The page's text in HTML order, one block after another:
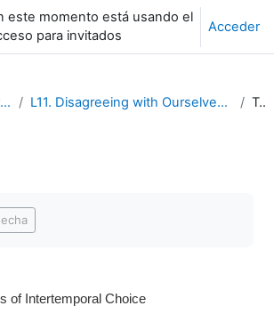
este momento está usando el
para invitados
Acceder
Behavioral Economics L11. Disagreeing with Ourselves: Projection and Hindsight Biases Topics
of Intertemporal Choice